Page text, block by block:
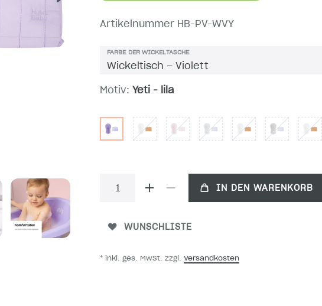
Artikelnummer HB-PV-WVY
FARBE DER WICKELTASCHE
Motiv: Yeti - lila
IN DEN WARENKORB
WUNSCHLISTE
* inkl. ges. MwSt. zzgl. Versandkosten